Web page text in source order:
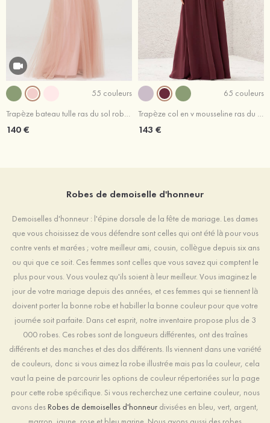
55 couleurs
Trapèze bateau tulle ras du sol robe de demoiselle d'honneur avec dentelle ceintures
140 €
65 couleurs
Trapèze col en v mousseline ras du sol robe de demoiselle d'honneur avec dentelle cabernet
143 €
Robes de demoiselle d'honneur
Demoiselles d'honneur : l'épine dorsale de la fête de mariage. Les dames
que vous choisissez de vous défendre sont celles qui ont été là pour vous
contre vents et marées ; votre meilleur ami, cousin, collègue depuis six ans
ou qui que ce soit. Ces femmes sont celles que vous savez qui comptent le
plus pour vous. Vous voulez qu'ils soient à leur meilleur. Vous imaginez le
jour de votre mariage depuis des années, et ces femmes qui se tiennent là
doivent porter la bonne robe et habiller la bonne couleur pour que votre
journée soit parfaite. Dans cet esprit, notre inventaire propose plus de 3
000 robes. Ces robes sont de longueurs différentes, ont des traînes
différents et des manches et des dos différents. Ils viennent dans une variété
de couleurs, donc si vous aimez la robe illustrée mais pas la couleur, cela
vaut la peine de parcourir les options de couleur répertoriées sur la page
pour cette robe spécifique. Si vous recherchez une certaine couleur, nous
avons des Robes de demoiselles d'honneur divisées en bleu, vert, argent,